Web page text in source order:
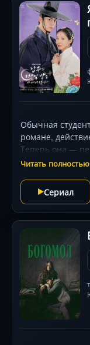
Обычная
романе,
Теперь она —
состоятельных
вселившейся в
ночь с главным
Читать полностью
Сериал